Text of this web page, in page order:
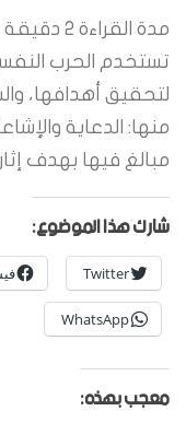
مدة القراءة 2 دقيقة
تستخدم الحرب
لتحقيق أهدافها،
منها: الدعاية
مبالغ فيها بهدف
شارك هذا الموضوع:
Twitter
WhatsApp
معجب بهذه: